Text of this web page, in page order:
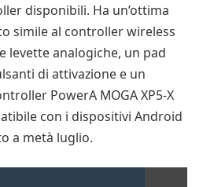
disponibili. Ha un’ottima
simile al controller wireless
levette analogiche, un pad
di attivazione e un
PowerA MOGA XP5-X
con i dispositivi Android
a metà luglio.